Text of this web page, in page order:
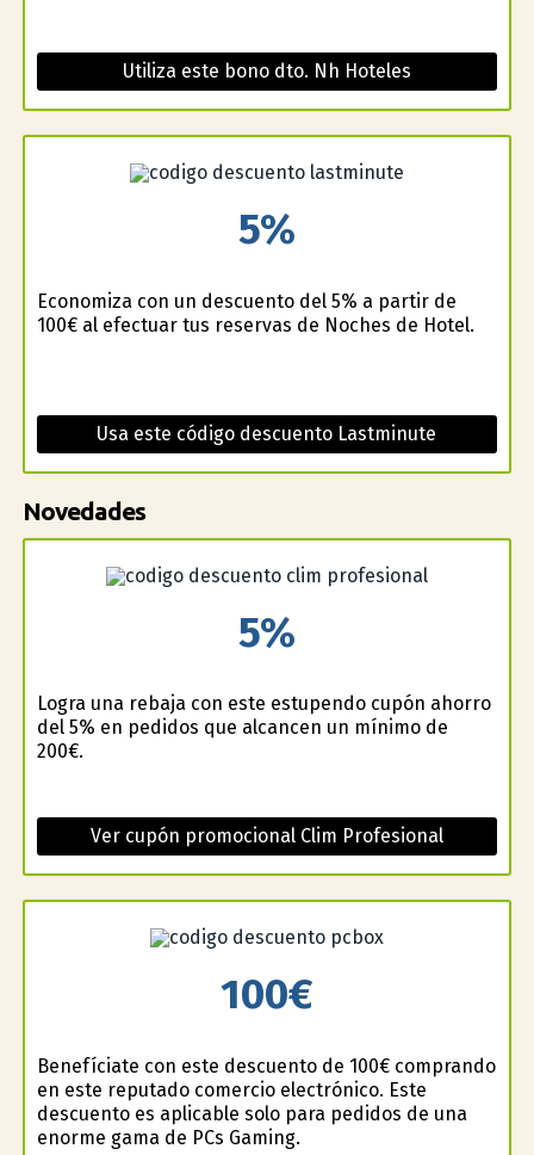
Utiliza este bono dto. Nh Hoteles
5%
Economiza con un descuento del 5% a partir de
100€ al efectuar tus reservas de Noches de Hotel.
Usa este código descuento Lastminute
Novedades
5%
Logra una rebaja con este estupendo cupón ahorro
del 5% en pedidos que alcancen un mínimo de
200€.
Ver cupón promocional Clim Profesional
100€
Benefíciate con este descuento de 100€ comprando
en este reputado comercio electrónico. Este
descuento es aplicable solo para pedidos de una
enorme gama de PCs Gaming.